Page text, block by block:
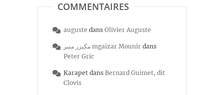
COMMENTAIRES
auguste dans Olivier Auguste
مكيزر منير mgaizar Mounir dans
Peter Gric
Karapet dans Bernard Guimet, dit
Clovis